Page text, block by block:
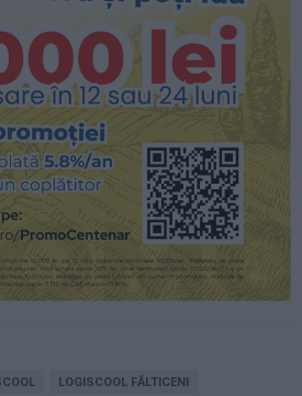
LOGISCOOL FĂLTICENI